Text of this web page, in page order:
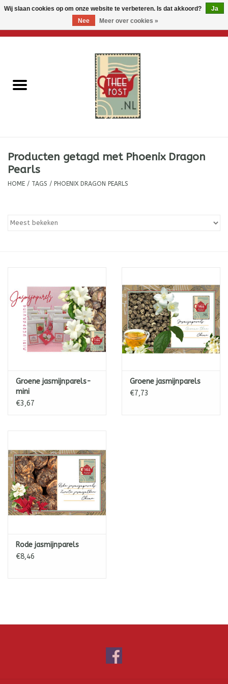
Losse thee
Thee cadeautjes
Wenskaarten
Tisanes (Rooibos, Kruiden &
Specerijen)
Producten getagd met Phoenix Dragon
Pearls
HOME / TAGS / PHOENIX DRAGON PEARLS
Groene jasmijnparels-
mini
€3,67
Groene jasmijnparels
€7,73
Rode jasmijnparels
€8,46
Wij slaan cookies op om onze website te verbeteren. Is dat akkoord?
Ja
Nee
Meer over cookies »